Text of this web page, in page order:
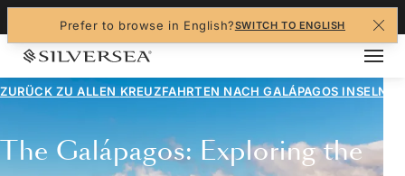
Prefer to browse in English?SWITCH TO ENGLISH
ZURÜCK ZU ALLEN KREUZFAHRTEN NACH GALÁPAGOS INSELN
The Galápagos: Exploring the